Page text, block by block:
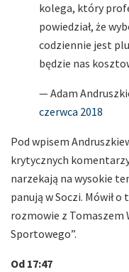
kolega, który
powiedział, że
codziennie jest
będzie nas
— Adam
czerwca 2018
Pod wpisem
krytycznych
narzekają na wysokie
panują w Soczi. Mówił
rozmowie z Tomaszem
Sportowego”.
Od 17:47